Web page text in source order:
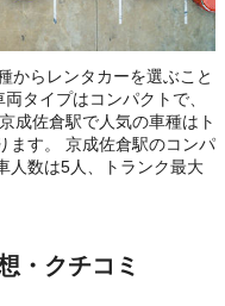
からレンタカーを選ぶこと
タイプはコンパクトで、
成佐倉駅で人気の車種はト
ます。 京成佐倉駅のコンパ
人数は5人、トランク最大
・クチコミ